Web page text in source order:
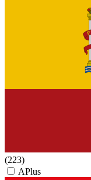
(223)
APlus